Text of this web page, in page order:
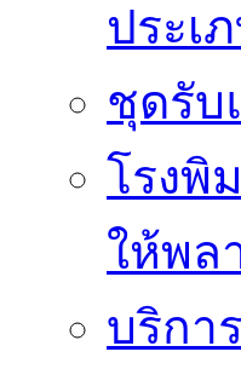
ประเ
ชุดรับ
โรงพิ
ให้พล
บริกา